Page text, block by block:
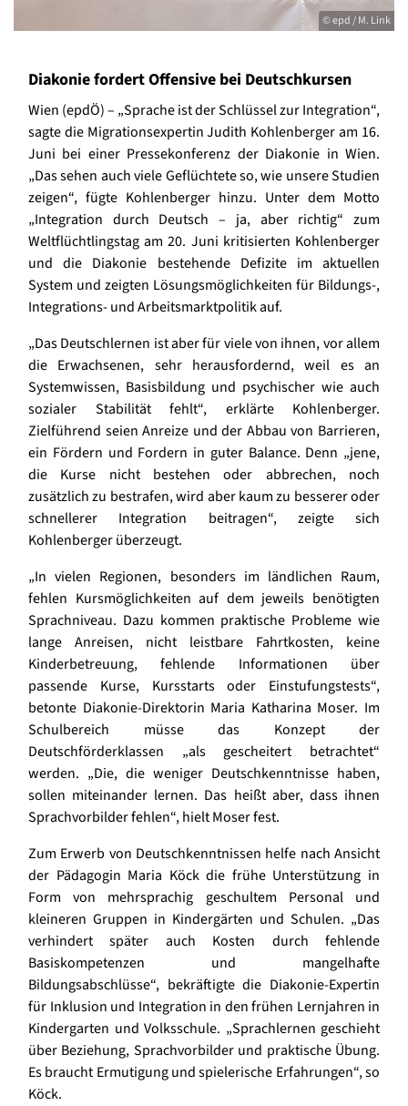
© epd / M. Link
Diakonie fordert Offensive bei Deutschkursen
Wien (epdÖ) – „Sprache ist der Schlüssel zur Integration“,
sagte die Migrationsexpertin Judith Kohlenberger am 16.
Juni bei einer Pressekonferenz der Diakonie in Wien.
„Das sehen auch viele Geflüchtete so, wie unsere Studien
zeigen“, fügte Kohlenberger hinzu. Unter dem Motto
„Integration durch Deutsch – ja, aber richtig“ zum
Weltflüchtlingstag am 20. Juni kritisierten Kohlenberger
und die Diakonie bestehende Defizite im aktuellen
System und zeigten Lösungsmöglichkeiten für Bildungs-,
Integrations- und Arbeitsmarktpolitik auf.
„Das Deutschlernen ist aber für viele von ihnen, vor allem
die Erwachsenen, sehr herausfordernd, weil es an
Systemwissen, Basisbildung und psychischer wie auch
sozialer Stabilität fehlt“, erklärte Kohlenberger.
Zielführend seien Anreize und der Abbau von Barrieren,
ein Fördern und Fordern in guter Balance. Denn „jene,
die Kurse nicht bestehen oder abbrechen, noch
zusätzlich zu bestrafen, wird aber kaum zu besserer oder
schnellerer Integration beitragen“, zeigte sich
Kohlenberger überzeugt.
„In vielen Regionen, besonders im ländlichen Raum,
fehlen Kursmöglichkeiten auf dem jeweils benötigten
Sprachniveau. Dazu kommen praktische Probleme wie
lange Anreisen, nicht leistbare Fahrtkosten, keine
Kinderbetreuung, fehlende Informationen über
passende Kurse, Kursstarts oder Einstufungstests“,
betonte Diakonie-Direktorin Maria Katharina Moser. Im
Schulbereich müsse das Konzept der
Deutschförderklassen „als gescheitert betrachtet“
werden. „Die, die weniger Deutschkenntnisse haben,
sollen miteinander lernen. Das heißt aber, dass ihnen
Sprachvorbilder fehlen“, hielt Moser fest.
Zum Erwerb von Deutschkenntnissen helfe nach Ansicht
der Pädagogin Maria Köck die frühe Unterstützung in
Form von mehrsprachig geschultem Personal und
kleineren Gruppen in Kindergärten und Schulen. „Das
verhindert später auch Kosten durch fehlende
Basiskompetenzen und mangelhafte
Bildungsabschlüsse“, bekräftigte die Diakonie-Expertin
für Inklusion und Integration in den frühen Lernjahren in
Kindergarten und Volksschule. „Sprachlernen geschieht
über Beziehung, Sprachvorbilder und praktische Übung.
Es braucht Ermutigung und spielerische Erfahrungen“, so
Köck.